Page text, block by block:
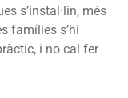
s’instal·lin, més
famílies s’hi
i no cal fer